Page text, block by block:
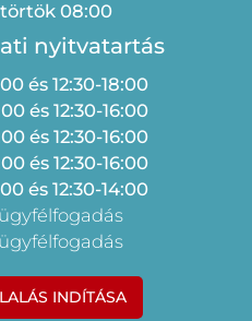
08:00
nyitvatartás
és 12:30-18:00
és 12:30-16:00
és 12:30-16:00
és 12:30-16:00
és 12:30-14:00
INDÍTÁSA